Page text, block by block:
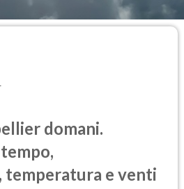
domani.
temperatura e venti